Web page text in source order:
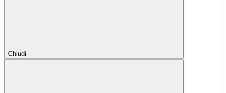
Chiudi